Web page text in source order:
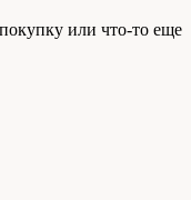
или что-то еще